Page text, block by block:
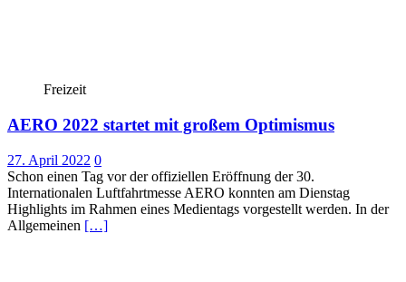
Freizeit
AERO 2022 startet mit großem Optimismus
27. April 2022 0
Schon einen Tag vor der offiziellen Eröffnung der 30.
Internationalen Luftfahrtmesse AERO konnten am Dienstag
Highlights im Rahmen eines Medientags vorgestellt werden. In der
Allgemeinen […]